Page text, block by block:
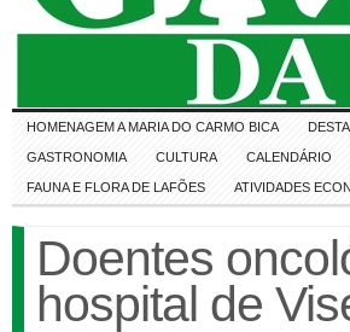
HOMENAGEM A MARIA DO CARMO BICA
GASTRONOMIA CULTURA CALENDÁRIO
FAUNA E FLORA DE LAFÕES ATIVIDADES
Doentes
hospital de